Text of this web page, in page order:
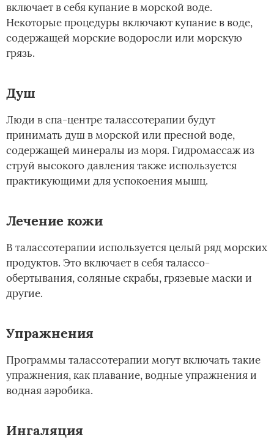
включает в себя купание в морской воде.
Некоторые процедуры включают купание в воде,
содержащей морские водоросли или морскую
грязь.
Душ
Люди в спа-центре талассотерапии будут
принимать душ в морской или пресной воде,
содержащей минералы из моря. Гидромассаж из
струй высокого давления также используется
практикующими для успокоения мышц.
Лечение кожи
В талассотерапии используется целый ряд морских
продуктов. Это включает в себя талассо-
обертывания, соляные скрабы, грязевые маски и
другие.
Упражнения
Программы талассотерапии могут включать такие
упражнения, как плавание, водные упражнения и
водная аэробика.
Ингаляция